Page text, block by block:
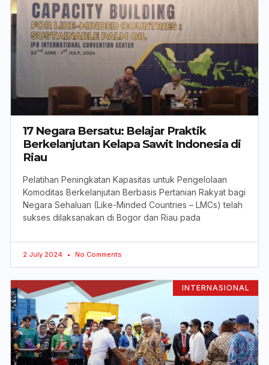
17 Negara Bersatu: Belajar Praktik
Berkelanjutan Kelapa Sawit Indonesia di
Riau
Pelatihan Peningkatan Kapasitas untuk Pengelolaan
Komoditas Berkelanjutan Berbasis Pertanian Rakyat bagi
Negara Sehaluan (Like-Minded Countries – LMCs) telah
sukses dilaksanakan di Bogor dan Riau pada
2 July 2024 No Comments
INTERNASIONAL